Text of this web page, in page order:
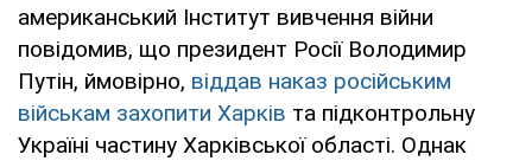
американський Інститут вивчення війни
повідомив, що президент Росії Володимир
Путін, ймовірно, віддав наказ російським
військам захопити Харків та підконтрольну
Україні частину Харківської області. Однак